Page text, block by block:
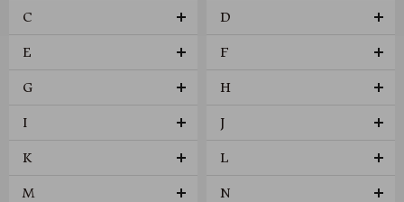
C D
E F
G H
I J
K L
M N